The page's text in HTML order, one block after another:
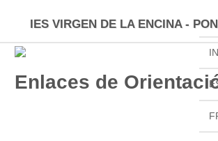
IES VIRGEN DE LA ENCINA -
Enlaces de